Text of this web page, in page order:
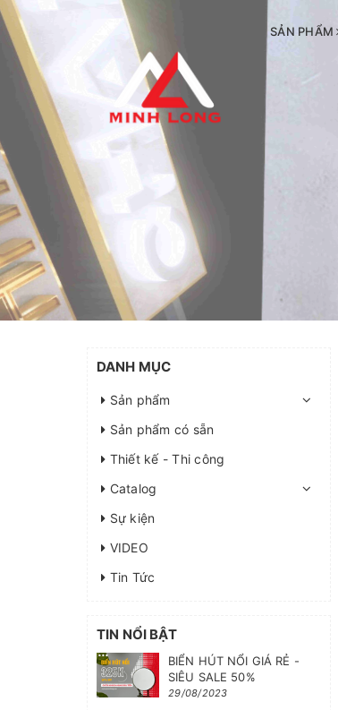
SẢN PHẨM
DANH MỤC
Sản phẩm
Sản phẩm có sẵn
Thiết kế - Thi công
Catalog
Sự kiện
VIDEO
Tin Tức
TIN NỔI BẬT
BIỂN HÚT NỔI GIÁ RẺ -
SIÊU SALE 50%
29/08/2023